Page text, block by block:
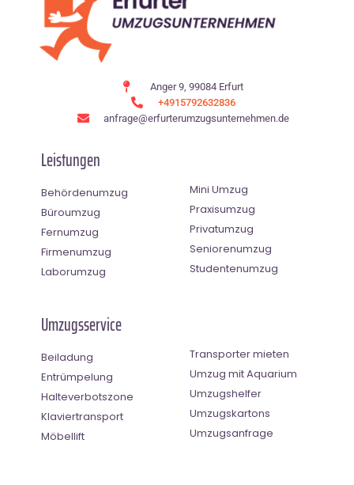
Anger 9, 99084 Erfurt
+4915792632836
anfrage@erfurterumzugsunternehmen.de
Leistungen
Behördenumzug
Büroumzug
Fernumzug
Firmenumzug
Laborumzug
Mini Umzug
Praxisumzug
Privatumzug
Seniorenumzug
Studentenumzug
Umzugsservice
Beiladung
Entrümpelung
Halteverbotszone
Klaviertransport
Möbellift
Transporter mieten
Umzug mit Aquarium
Umzugshelfer
Umzugskartons
Umzugsanfrage